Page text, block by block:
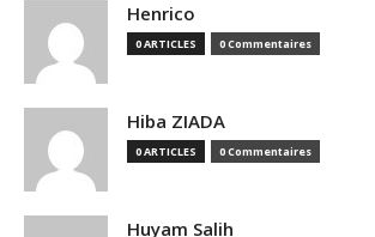
Henrico
0 ARTICLES 0 Commentaires
Hiba ZIADA
0 ARTICLES 0 Commentaires
Huyam Salih